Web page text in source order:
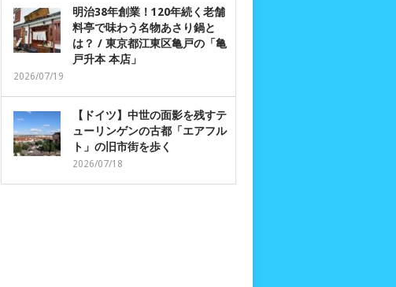
明治38年創業！120年続く老舗
料亭で味わう名物あさり鍋と
は？ / 東京都江東区亀戸の「亀
戸升本 本店」
2026/07/19
【ドイツ】中世の面影を残すテ
ューリンゲンの古都「エアフル
ト」の旧市街を歩く
2026/07/18